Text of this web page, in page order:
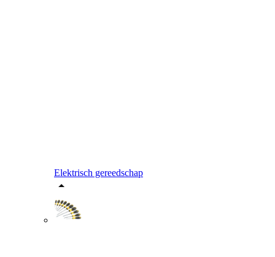
Elektrisch gereedschap